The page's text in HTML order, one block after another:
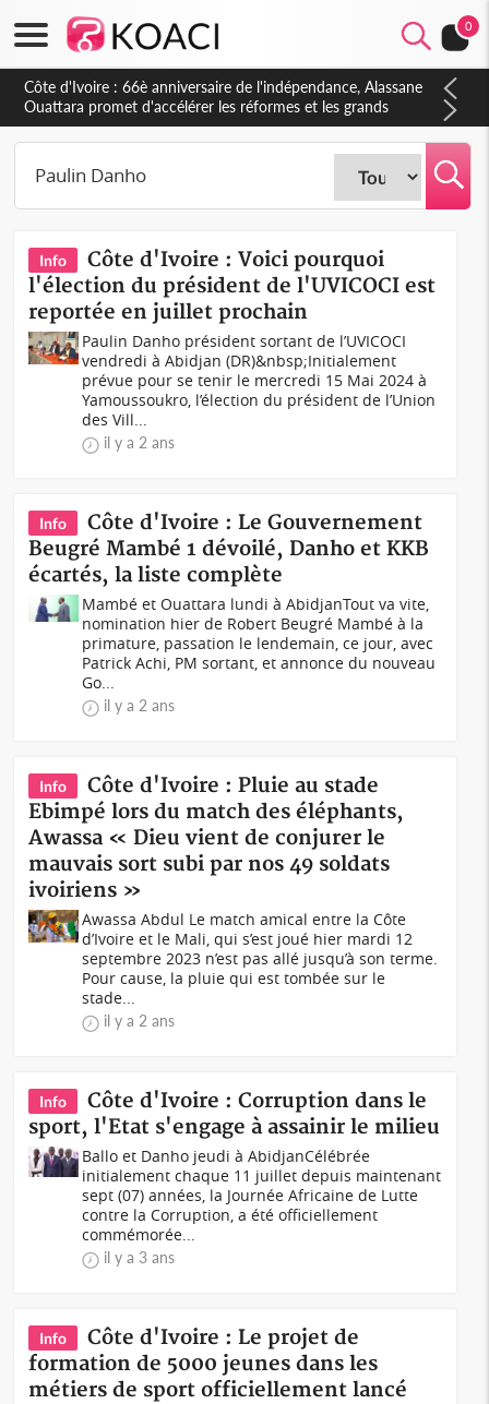
0
Côte d'Ivoire : À Abidjan, Amadou Oury Bah admire le modèle
ivoirien et veut s'en inspirer pour accélérer le développement
de la Guinée
Info
Côte d'Ivoire : Voici pourquoi
l'élection du président de l'UVICOCI est
reportée en juillet prochain
Paulin Danho président sortant de l’UVICOCI
vendredi à Abidjan (DR)&nbsp;Initialement
prévue pour se tenir le mercredi 15 Mai 2024 à
Yamoussoukro, l’élection du président de l’Union
des Vill...
il y a 2 ans
Info
Côte d'Ivoire : Le Gouvernement
Beugré Mambé 1 dévoilé, Danho et KKB
écartés, la liste complète
Mambé et Ouattara lundi à AbidjanTout va vite,
nomination hier de Robert Beugré Mambé à la
primature, passation le lendemain, ce jour, avec
Patrick Achi, PM sortant, et annonce du nouveau
Go...
il y a 2 ans
Info
Côte d'Ivoire : Pluie au stade
Ebimpé lors du match des éléphants,
Awassa « Dieu vient de conjurer le
mauvais sort subi par nos 49 soldats
ivoiriens »
Awassa Abdul Le match amical entre la Côte
d’Ivoire et le Mali, qui s’est joué hier mardi 12
septembre 2023 n’est pas allé jusqu’à son terme.
Pour cause, la pluie qui est tombée sur le
stade...
il y a 2 ans
Info
Côte d'Ivoire : Corruption dans le
sport, l'Etat s'engage à assainir le milieu
Ballo et Danho jeudi à AbidjanCélébrée
initialement chaque 11 juillet depuis maintenant
sept (07) années, la Journée Africaine de Lutte
contre la Corruption, a été officiellement
commémorée...
il y a 3 ans
Info
Côte d'Ivoire : Le projet de
formation de 5000 jeunes dans les
métiers de sport officiellement lancé